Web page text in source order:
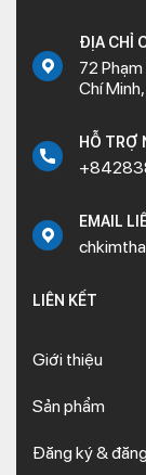
ĐỊA CHỈ
72
Chí
HỖ TRỢ
EMAIL
LIÊN KẾT
Giới thiệu
Sản phẩm
Đăng ký &